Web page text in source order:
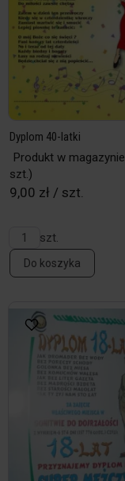
Dyplom 40-latki
Produkt w magazynie
szt.)
9,00 zł / szt.
szt.
Do koszyka